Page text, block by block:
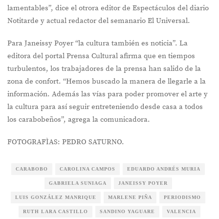
lamentables”, dice el otrora editor de Espectáculos del diario
Notitarde y actual redactor del semanario El Universal.
Para Janeissy Poyer “la cultura también es noticia”. La
editora del portal Prensa Cultural afirma que en tiempos
turbulentos, los trabajadores de la prensa han salido de la
zona de confort. “Hemos buscado la manera de llegarle a la
información. Además las vías para poder promover el arte y
la cultura para así seguir entreteniendo desde casa a todos
los carabobeños”, agrega la comunicadora.
FOTOGRAFÌAS: PEDRO SATURNO.
CARABOBO CAROLINA CAMPOS EDUARDO ANDRÉS MURIA
GABRIELA SUNIAGA JANEISSY POYER
LUIS GONZÁLEZ MANRIQUE MARLENE PIÑA PERIODISMO
RUTH LARA CASTILLO SANDINO YAGUARE VALENCIA